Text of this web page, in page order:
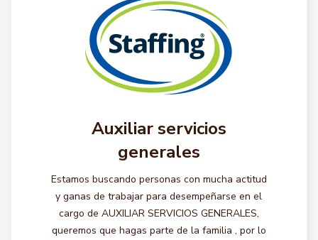
Auxiliar servicios
generales
Estamos buscando personas con mucha actitud
y ganas de trabajar para desempeñarse en el
cargo de AUXILIAR SERVICIOS GENERALES,
queremos que hagas parte de la familia , por lo